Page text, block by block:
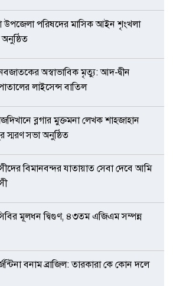
উপজেলা পরিষদের মাসিক আইন শৃংখলা
অস্বাভাবিক মৃত্যু: আদ-দ্বীন
লাইসেন্স বাতিল
ব্লগার মুক্তমনা লেখক শাহজাহান
স্মরণ সভা অনুষ্ঠিত
বিমানবন্দর যাতায়াত সেবা দেবে আমি
মূলধন দ্বিগুণ, ৪৩তম এজিএম সম্পন্ন
বনাম ব্রাজিল: তারকারা কে কোন দলে